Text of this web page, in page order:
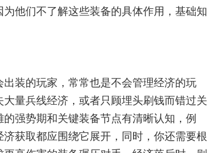
他们不了解这些装备的具体作用，基础知
装的玩家，常常也是不会管理经济的玩
量兵线经济，或者只顾埋头刷钱而错过关
强势期和关键装备节点有清晰认知，例
获取都应围绕它展开，同时，你还需要根